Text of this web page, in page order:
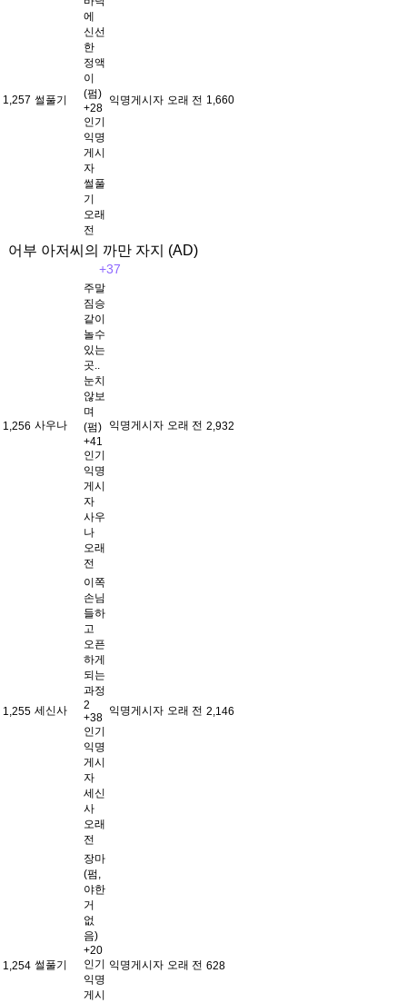
1,257 썰풀기
에
신선
한
정액
이
(펌)
+28
인기
익명
게시
자
썰풀
기
오래
전
익명게시자 오래 전 1,660
어부 아저씨의 까만 자지 (AD)
+37
1,256 사우나
주말
짐승
같이
놀수
있는
곳..
눈치
않보
며
(펌)
+41
인기
익명
게시
자
사우
나
오래
전
익명게시자 오래 전 2,932
1,255 세신사
이쪽
손님
들하
고
오픈
하게
되는
과정
2
+38
인기
익명
게시
자
세신
사
오래
전
익명게시자 오래 전 2,146
1,254 썰풀기
장마
(펌,
야한
거
없
음)
+20
인기
익명
게시
익명게시자 오래 전 628